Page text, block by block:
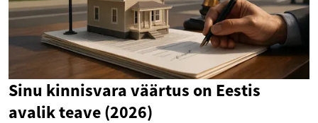
Sinu kinnisvara väärtus on Eestis
avalik teave (2026)